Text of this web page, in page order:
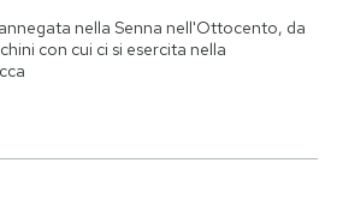
nella Senna nell'Ottocento, da
con cui ci si esercita nella